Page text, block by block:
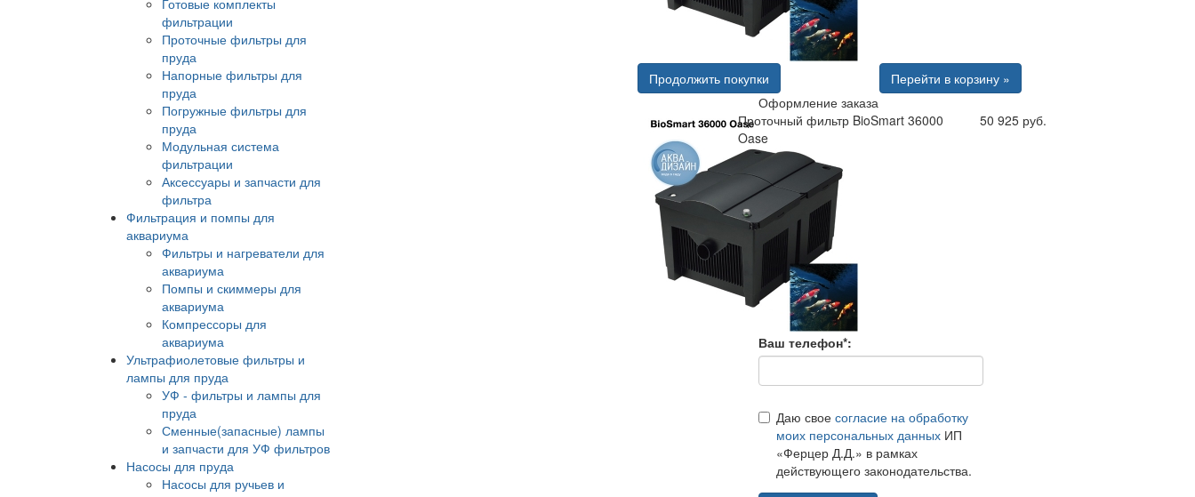
фильтрации
Проточные фильтры для
пруда
Напорные фильтры для
пруда
Погружные фильтры для
пруда
Модульная система
фильтрации
Аксессуары и запчасти для
фильтра
Фильтрация и помпы для
аквариума
Фильтры и нагреватели для
аквариума
Помпы и скиммеры для
аквариума
Компрессоры для
аквариума
Ультрафиолетовые фильтры и
лампы для пруда
УФ - фильтры и лампы для
пруда
Сменные(запасные) лампы
и запчасти для УФ фильтров
Насосы для пруда
Насосы для ручьев и
Продолжить покупки
Перейти в корзину »
Оформление заказа
Проточный фильтр BioSmart 36000
Oase
50 925 руб.
Ваш телефон*:
Даю свое согласие на обработку
моих персональных данныхИП
«Ферцер Д.Д.» в рамках
действующего законодательства.